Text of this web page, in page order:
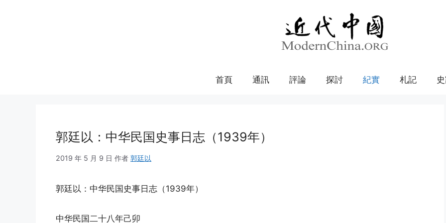
首頁 通訊 評論 探討 紀實 札記
郭廷以：中华民国史事日志（1939年）
2019 年 5 月 9 日 作者 郭廷以
郭廷以：中华民国史事日志（1939年）
中华民国二十八年己卯